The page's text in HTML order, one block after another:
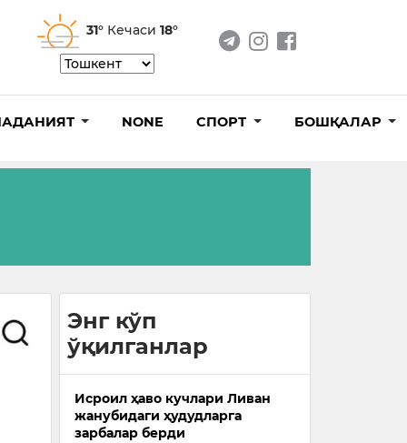
31° Кечаси 18°
NONE СПОРТ БОШҚАЛАР
Энг кўп
ўқилганлар
Исроил ҳаво кучлари Ливан
жанубидаги ҳудудларга
зарбалар берди